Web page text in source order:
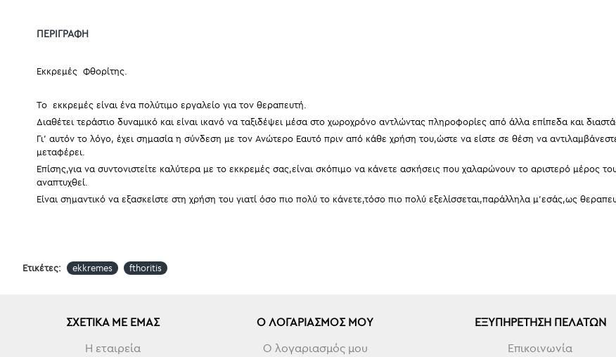
ΠΕΡΙΓΡΑΦΉ
Εκκρεμές Φθορίτης.
Το εκκρεμές είναι ένα πολύτιμο εργαλείο για τον θεραπευτή.
Διαθέτει τεράστιο δυναμικό και είναι ικανό να ταξιδέψει μέσα στο χωροχρόνο αντλώντας πληροφορίες από άλλα επίπεδα και
Γι’ αυτόν το λόγο, έχει σημασία η σύνδεση με τον Ανώτερο Εαυτό πριν από κάθε χρήση του,ώστε να είστε σε θέση να
μεταφέρει.
Επίσης,για να συντονιστείτε καλύτερα με το εκκρεμές σας,είναι σκόπιμο να κάνετε ασκήσεις που χαλαρώνουν το αριστερό μέρος
αναπτυχθεί.
Είναι σημαντικό να εξασκείστε στη χρήση του γιατί όσο πιο πολύ το κάνετε,τόσο πιο πολύ εξελίσσεται,παράλληλα μ’εσάς,ως
Ετικέτες: ekkremes fthoritis
ΣΧΕΤΙΚΆ ΜΕ ΕΜΆΣ
Η εταιρεία
Ο ΛΟΓΑΡΙΑΣΜΌΣ ΜΟΥ
Ο λογαριασμός μου
ΕΞΥΠΗΡΈΤΗΣΗ ΠΕΛΑΤΏΝ
Επικοινωνία